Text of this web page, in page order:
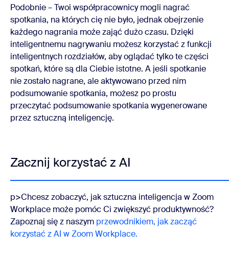
Podobnie – Twoi współpracownicy mogli nagrać
spotkania, na których cię nie było, jednak obejrzenie
każdego nagrania może zająć dużo czasu. Dzięki
inteligentnemu nagrywaniu możesz korzystać z funkcji
inteligentnych rozdziałów, aby oglądać tylko te części
spotkań, które są dla Ciebie istotne. A jeśli spotkanie
nie zostało nagrane, ale aktywowano przed nim
podsumowanie spotkania, możesz po prostu
przeczytać podsumowanie spotkania wygenerowane
przez sztuczną inteligencję.
Zacznij korzystać z AI
p>Chcesz zobaczyć, jak sztuczna inteligencja w Zoom
Workplace może pomóc Ci zwiększyć produktywność?
Zapoznaj się z naszym przewodnikiem, jak zacząć
korzystać z AI w Zoom Workplace.